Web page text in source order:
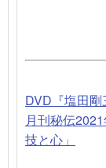
DVD『塩田剛
月刊秘伝
技と心」